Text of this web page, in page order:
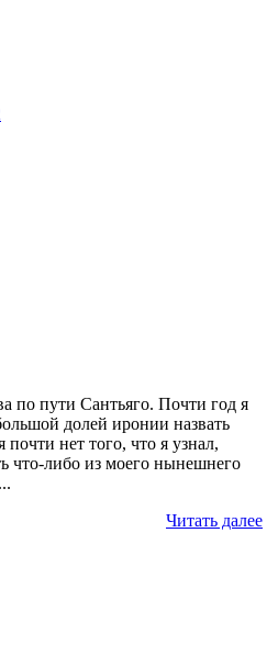
по пути Сантьяго. Почти год я
долей иронии назвать
нет того, что я узнал,
что-либо из моего нынешнего
Читать далее